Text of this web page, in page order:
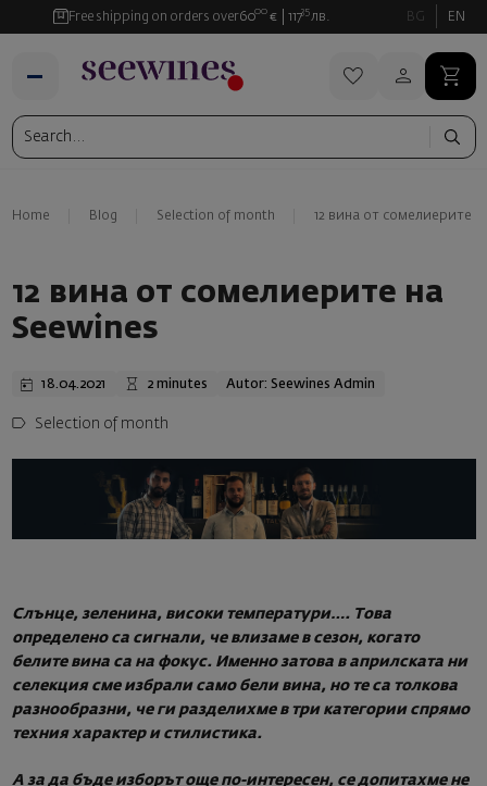
Free shipping on orders over6000 € 11735 лв. BG EN
Home Blog Selection of month 12 вина от сомелиерите
12 вина от сомелиерите на
Seewines
18.04.2021 2 minutes Autor: Seewines Admin
Selection of month
Слънце, зеленина, високи температури…. Това
определено са сигнали, че влизаме в сезон, когато
белите вина са на фокус. Именно затова в априлската ни
селекция сме избрали само бели вина, но те са толкова
разнообразни, че ги разделихме в три категории спрямо
техния характер и стилистика.
А за да бъде изборът още по-интересен, се допитахме не